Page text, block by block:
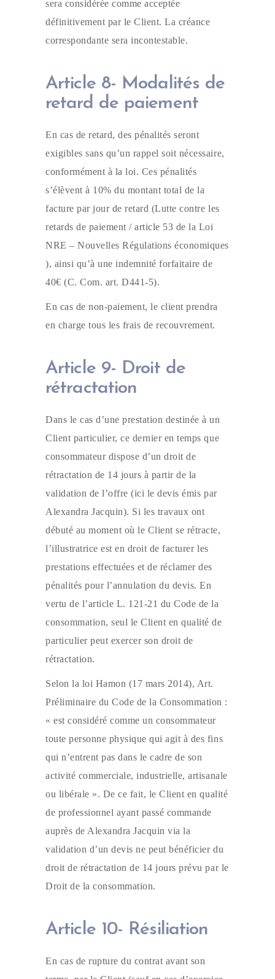
sera considérée comme acceptée
définitivement par le Client. La créance
correspondante sera incontestable.
Article 8- Modalités de
retard de paiement
En cas de retard, des pénalités seront
exigibles sans qu’un rappel soit nécessaire,
conformément à la loi. Ces pénalités
s’élèvent à 10% du montant total de la
facture par jour de retard (Lutte contre les
retards de paiement / article 53 de la Loi
NRE – Nouvelles Régulations économiques
), ainsi qu’à une indemnité forfaitaire de
40€ (C. Com. art. D441-5).
En cas de non-paiement, le client prendra
en charge tous les frais de recouvrement.
Article 9- Droit de
rétractation
Dans le cas d’une prestation destinée à un
Client particulier, ce dernier en temps que
consommateur dispose d’un droit de
rétractation de 14 jours à partir de la
validation de l’offre (ici le devis émis par
Alexandra Jacquin). Si les travaux ont
débuté au moment où le Client se rétracte,
l’illustratrice est en droit de facturer les
prestations effectuées et de réclamer des
pénalités pour l’annulation du devis. En
vertu de l’article L. 121-21 du Code de la
consommation, seul le Client en qualité de
particulier peut exercer son droit de
rétractation.
Selon la loi Hamon (17 mars 2014), Art.
Préliminaire du Code de la Consommation :
« est considéré comme un consommateur
toute personne physique qui agit à des fins
qui n’entrent pas dans le cadre de son
activité commerciale, industrielle, artisanale
ou libérale ». De ce fait, le Client en qualité
de professionnel ayant passé commande
auprès de Alexandra Jacquin via la
validation d’un devis ne peut bénéficier du
droit de rétractation de 14 jours prévu par le
Droit de la consommation.
Article 10- Résiliation
En cas de rupture du contrat avant son